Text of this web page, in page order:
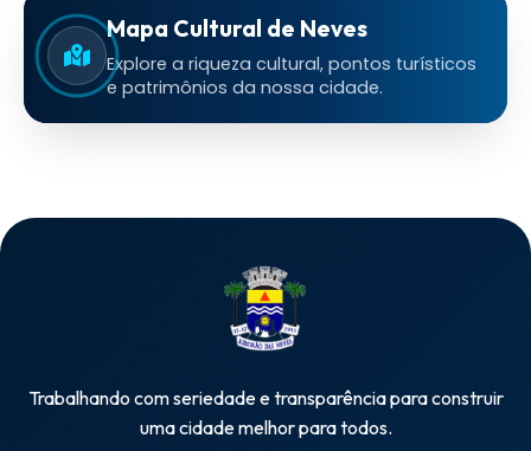
Mapa Cultural de Neves
Explore a riqueza cultural, pontos turísticos
e patrimônios da nossa cidade.
Trabalhando com seriedade e transparência para construir
uma cidade melhor para todos.